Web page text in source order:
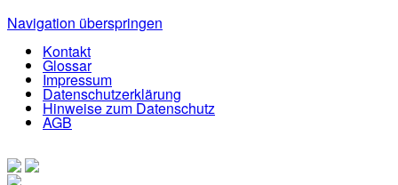
Navigation überspringen
Kontakt
Glossar
Impressum
Datenschutzerklärung
Hinweise zum Datenschutz
AGB